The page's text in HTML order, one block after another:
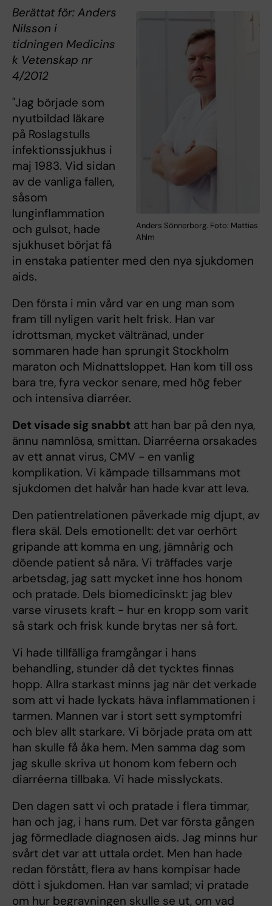
Anders Sönnerborg. Foto: Mattias
Ahlm
Berättat för: Anders
Nilsson i
tidningen Medicins
k Vetenskap nr
4/2012
"Jag började som
nyutbildad läkare
på Roslagstulls
infektionssjukhus i
maj 1983. Vid sidan
av de vanliga fallen,
såsom
lunginflammation
och gulsot, hade
sjukhuset börjat få
in enstaka patienter med den nya sjukdomen
aids.
Den första i min vård var en ung man som
fram till nyligen varit helt frisk. Han var
idrottsman, mycket vältränad, under
sommaren hade han sprungit Stockholm
maraton och Midnattsloppet. Han kom till oss
bara tre, fyra veckor senare, med hög feber
och intensiva diarréer.
Det visade sig snabbt att han bar på den nya,
ännu namnlösa, smittan. Diarréerna orsakades
av ett annat virus, CMV - en vanlig
komplikation. Vi kämpade tillsammans mot
sjukdomen det halvår han hade kvar att leva.
Den patientrelationen påverkade mig djupt, av
flera skäl. Dels emotionellt: det var oerhört
gripande att komma en ung, jämnårig och
döende patient så nära. Vi träffades varje
arbetsdag, jag satt mycket inne hos honom
och pratade. Dels biomedicinskt: jag blev
varse virusets kraft - hur en kropp som varit
så stark och frisk kunde brytas ner så fort.
Vi hade tillfälliga framgångar i hans
behandling, stunder då det tycktes finnas
hopp. Allra starkast minns jag när det verkade
som att vi hade lyckats häva inflammationen i
tarmen. Mannen var i stort sett symptomfri
och blev allt starkare. Vi började prata om att
han skulle få åka hem. Men samma dag som
jag skulle skriva ut honom kom febern och
diarréerna tillbaka. Vi hade misslyckats.
Den dagen satt vi och pratade i flera timmar,
han och jag, i hans rum. Det var första gången
jag förmedlade diagnosen aids. Jag minns hur
svårt det var att uttala ordet. Men han hade
redan förstått, flera av hans kompisar hade
dött i sjukdomen. Han var samlad; vi pratade
om hur begravningen skulle se ut, om vad